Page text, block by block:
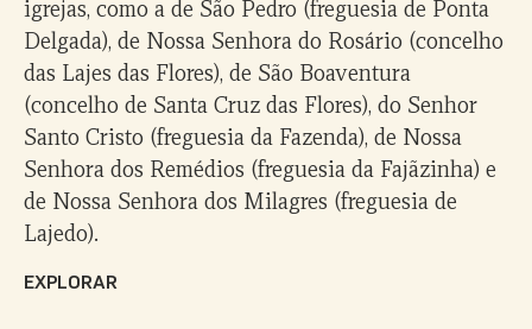
igrejas, como a de São Pedro (freguesia de Ponta
Delgada), de Nossa Senhora do Rosário (concelho
das Lajes das Flores), de São Boaventura
(concelho de Santa Cruz das Flores), do Senhor
Santo Cristo (freguesia da Fazenda), de Nossa
Senhora dos Remédios (freguesia da Fajãzinha) e
de Nossa Senhora dos Milagres (freguesia de
Lajedo).
EXPLORAR